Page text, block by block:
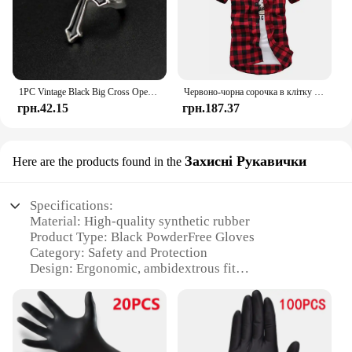
businesses or households, providing a reliable
supply for all your glove requirements. The gloves'
performance and property are exceptional, offering
a snug fit and durability, making them a reliable
choice for a wide range of tasks.
**Ease of Use and Sustainability**
reducing your environmental impact. They are easy
gloves' lightweight design ensures comfort,
allowing you to work for extended periods without
fatigue. With no additional parts required, these
gloves are a simple solution for maintaining
cleanliness and safety in your workspace.
1PC Vintage Black Big Cross Open Ring For Women Party Jewelry Men Trendy Gothic Metal Color Finger Ring Anillo
грн.42.15
Червоно-чорна сорочка в клітку Чоловічі сорочки 2024 Нова літня модна сорочка Homme Чоловічі сорочки в клітку Сорочка з коротким рукавом Чоловіча блуза
грн.187.37
Here are the products found in the Захисні Рукавички
Specifications:
Material: High-quality synthetic rubber
Product Type: Black PowderFree Gloves
Category: Safety and Protection
Design: Ergonomic, ambidextrous fit
industrial applications
Performance: Excellent tactile sensitivity and
durability